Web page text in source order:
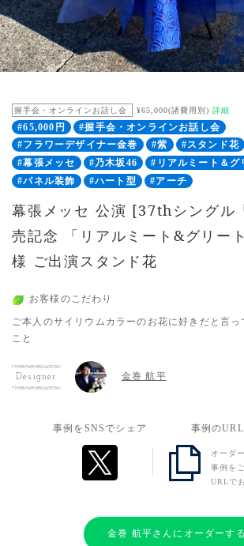
握手会・オンラインお話し会 ¥65,000(諸費用別) 詳細
#65,000円
#握手会・オンラインお話し会
#フラワーデザイナー金巻
#紫 #スタンド花
#幕張メッセ
#乃木坂46
#リアルミート＆グ
#パネル装飾
#ハート型 #アーチ
幕張メッセ 公演 [37thシングル
売記念 「リアルミート&グリー
様 ご出演スタンド花
お客様のこだわり
ご本人のサイリウムカラーのお花に好きだと言っ
こと
Designer 金巻 航平
事例をSNSでシェア 事例の
オーダ
事例を
URLで
金巻 航平さんにオーダーする